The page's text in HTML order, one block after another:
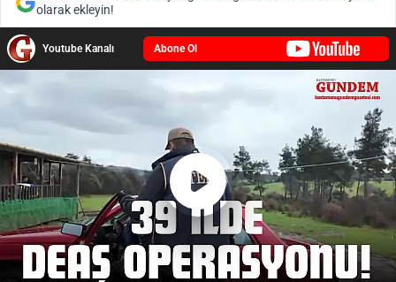
olarak ekleyin!
Youtube Kanalı Abone Ol